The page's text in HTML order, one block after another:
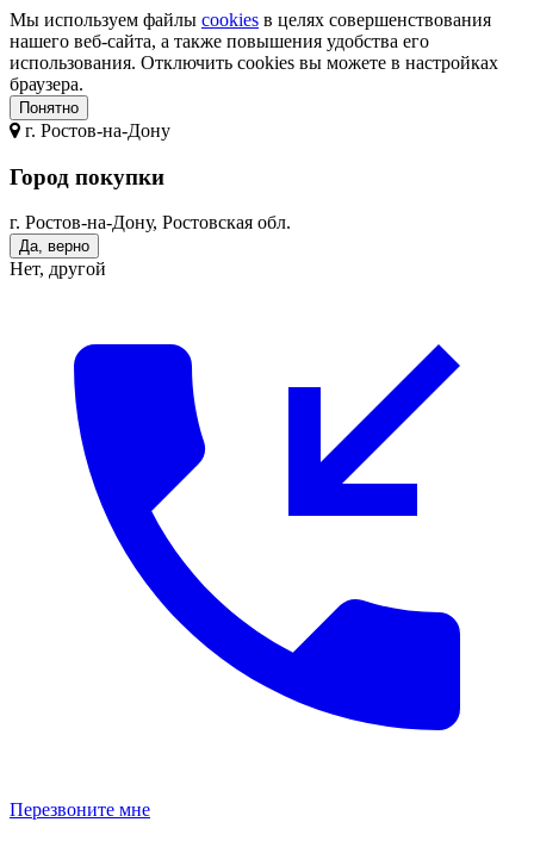
Мы используем файлы cookies в целях совершенствования
нашего веб-сайта, а также повышения удобства его
использования. Отключить cookies вы можете в настройках
браузера.
Понятно
г. Ростов-на-Дону
Город покупки
г. Ростов-на-Дону, Ростовская обл.
Да, верно
Нет, другой
Перезвоните мне